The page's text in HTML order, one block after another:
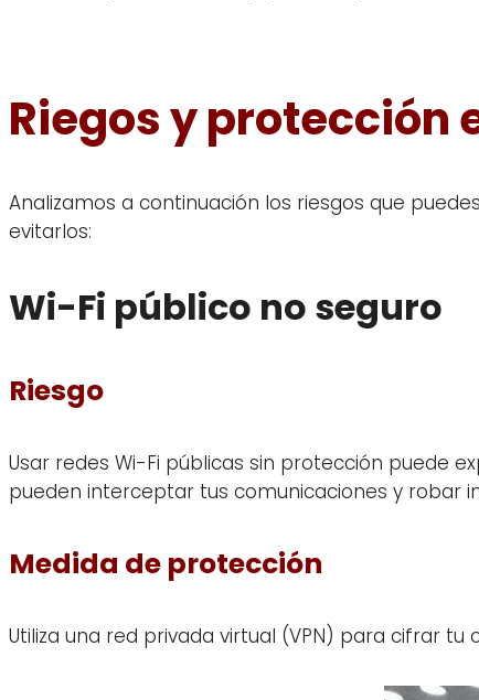
Riegos y protección
Analizamos a continuación los riesgos que
evitarlos:
Wi-Fi público no seguro
Riesgo
Usar redes Wi-Fi públicas sin protección puede
pueden interceptar tus comunicaciones y robar
Medida de protección
Utiliza una red privada virtual (VPN) para cifrar